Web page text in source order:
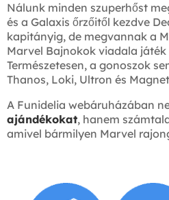
Nálunk minden szuperhőst
és a Galaxis őrzőitől kezdve
kapitányig, de megvannak a
Marvel Bajnokok viadala játék
Természetesen, a gonoszok
Thanos, Loki, Ultron és
A Funidelia webáruházában
ajándékokat, hanem
amivel bármilyen Marvel